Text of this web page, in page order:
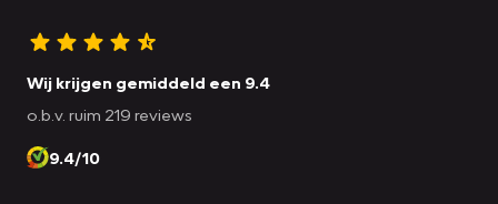
Wij krijgen gemiddeld een 9.4
o.b.v. ruim 219 reviews
9.4/10